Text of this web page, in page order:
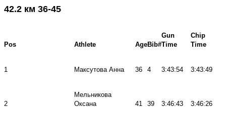
42.2 км 36-45
Pos Athlete AgeBib#
Gun
Time
Chip
Time
1 Максутова Анна 36 4 3:43:54 3:43:49
2
Мельникова
Оксана
41 39 3:46:43 3:46:26